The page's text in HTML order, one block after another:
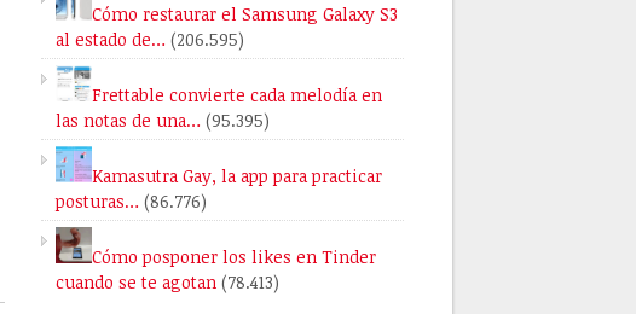
Cómo restaurar el Samsung Galaxy S3
al estado de… (206.595)
Frettable convierte cada melodía en
las notas de una… (95.395)
Kamasutra Gay, la app para practicar
posturas… (86.776)
Cómo posponer los likes en Tinder
cuando se te agotan (78.413)